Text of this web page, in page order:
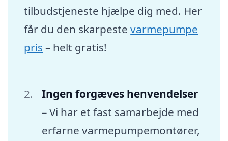
tilbudstjeneste hjælpe dig med. Her
får du den skarpestevarmepumpe
pris – helt gratis!
Ingen forgæves henvendelser
– Vi har et fast samarbejde med
erfarne varmepumpemontører,